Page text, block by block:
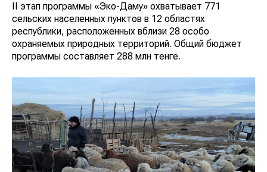
II этап программы «Эко-Даму» охватывает 771
сельских населенных пунктов в 12 областях
республики, расположенных вблизи 28 особо
охраняемых природных территорий. Общий бюджет
программы составляет 288 млн тенге.